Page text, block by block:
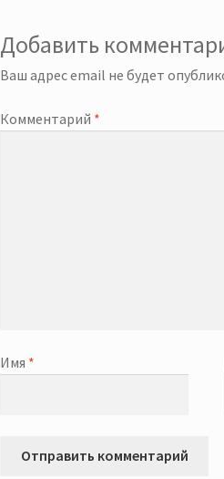
Добавить
Ваш адрес email не будет
Комментарий *
Имя *